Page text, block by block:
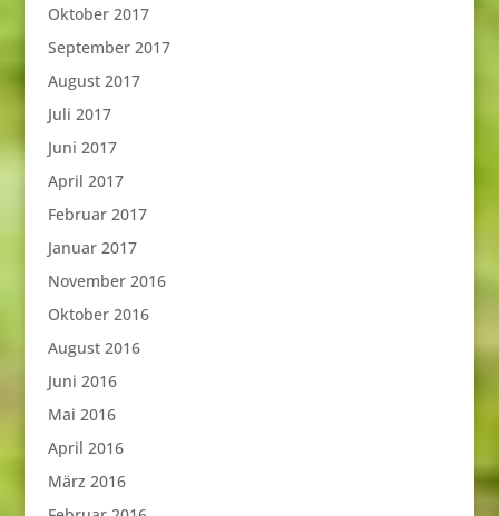
Oktober 2017
September 2017
August 2017
Juli 2017
Juni 2017
April 2017
Februar 2017
Januar 2017
November 2016
Oktober 2016
August 2016
Juni 2016
Mai 2016
April 2016
März 2016